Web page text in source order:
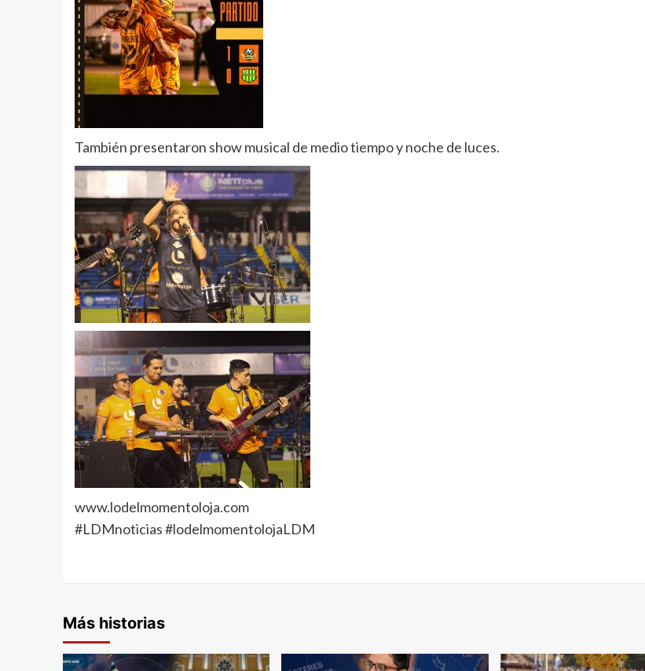
También presentaron show musical de medio tiempo y noche de luces.
www.lodelmomentoloja.com
#LDMnoticias #lodelmomentolojaLDM
Más historias